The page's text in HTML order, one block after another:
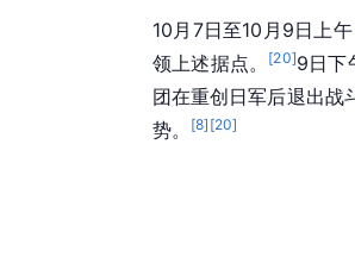
10月7日至10月9日上
领上述据点。
[20]9日下
团在重创日军后退出战
势。
[8] [20]